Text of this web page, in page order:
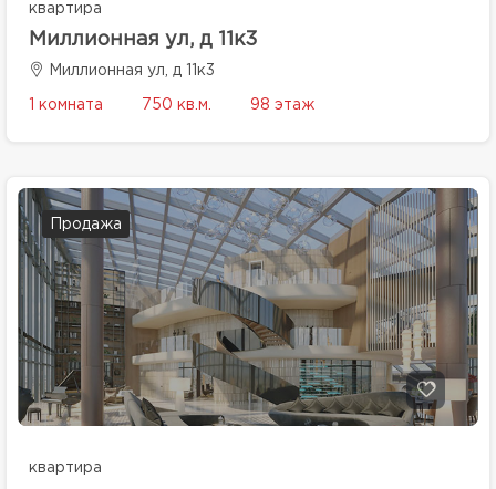
квартира
Миллионная ул, д 11к3
Миллионная ул, д 11к3
1 комната 750 кв.м. 98 этаж
Продажа
квартира